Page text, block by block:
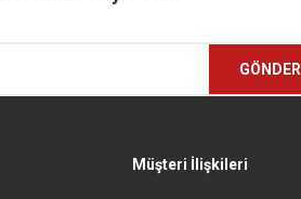
GÖNDER
Müşteri İlişkileri